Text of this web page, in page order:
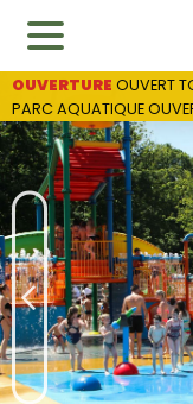
OUVERTURE OUVERT
PARC AQUATIQUE